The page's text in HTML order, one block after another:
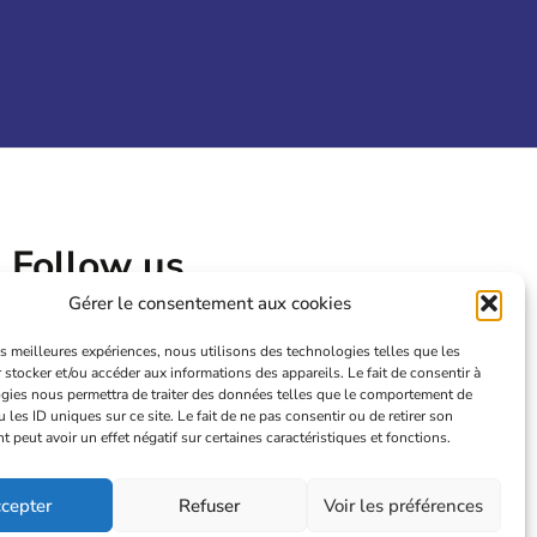
Gérer le consentement aux cookies
meilleures expériences, nous utilisons des technologies telles que les
et/ou accéder aux informations des appareils. Le fait de consentir à
nous permettra de traiter des données telles que le comportement de
les ID uniques sur ce site. Le fait de ne pas consentir ou de retirer son
peut avoir un effet négatif sur certaines caractéristiques et fonctions.
Refuser Voir les préférences
Follow us